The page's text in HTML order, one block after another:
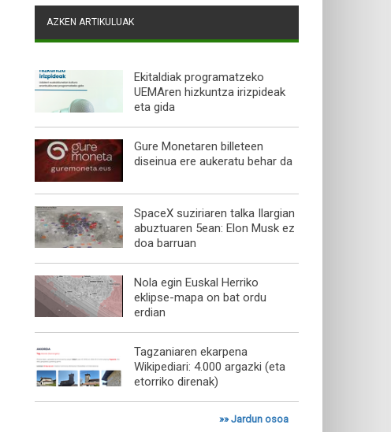
AZKEN ARTIKULUAK
Ekitaldiak programatzeko
UEMAren hizkuntza irizpideak
eta gida
Gure Monetaren billeteen
diseinua ere aukeratu behar da
SpaceX suziriaren talka Ilargian
abuztuaren 5ean: Elon Musk ez
doa barruan
Nola egin Euskal Herriko
eklipse-mapa on bat ordu
erdian
Tagzaniaren ekarpena
Wikipediari: 4.000 argazki (eta
etorriko direnak)
»»Jardun osoa